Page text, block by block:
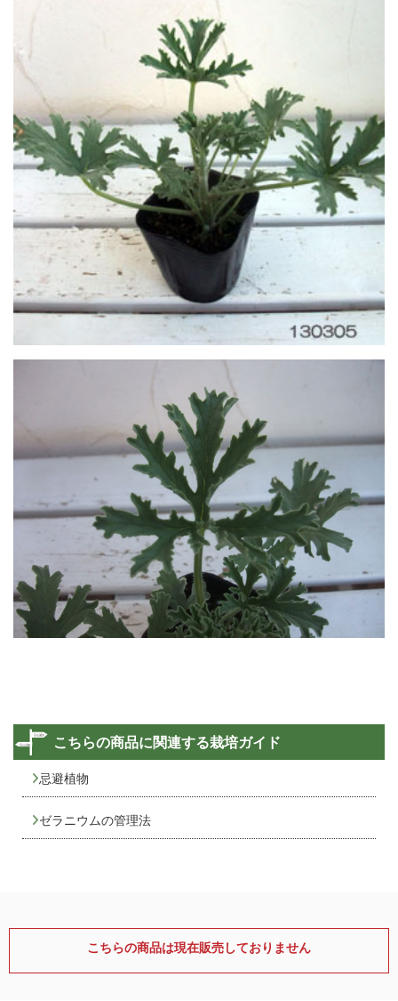
こちらの商品に関連する栽培ガイド
忌避植物
ゼラニウムの管理法
こちらの商品は現在販売しておりません